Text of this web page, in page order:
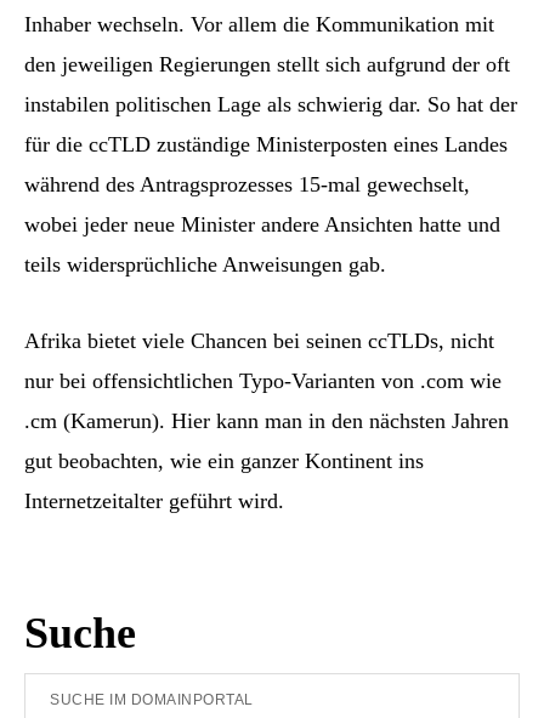
Inhaber wechseln. Vor allem die Kommunikation mit
den jeweiligen Regierungen stellt sich aufgrund der oft
instabilen politischen Lage als schwierig dar. So hat der
für die ccTLD zuständige Ministerposten eines Landes
während des Antragsprozesses 15-mal gewechselt,
wobei jeder neue Minister andere Ansichten hatte und
teils widersprüchliche Anweisungen gab.
Afrika bietet viele Chancen bei seinen ccTLDs, nicht
nur bei offensichtlichen Typo-Varianten von .com wie
.cm (Kamerun). Hier kann man in den nächsten Jahren
gut beobachten, wie ein ganzer Kontinent ins
Internetzeitalter geführt wird.
Seitenspalte
Suche
Suche